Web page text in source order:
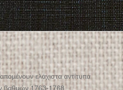
ελάχιστα αντίτυπα
βαθμών 1763-1768